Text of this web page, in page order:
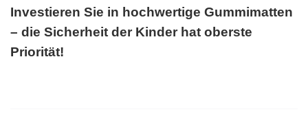
Investieren Sie in hochwertige Gummimatten
– die Sicherheit der Kinder hat oberste
Priorität!